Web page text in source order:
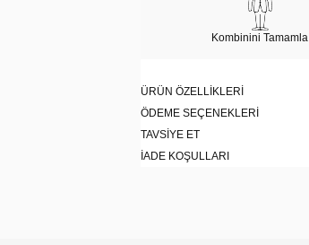
Kombinini Tamamla
ÜRÜN ÖZELLIKLERI
ÖDEME SEÇENEKLERI
TAVSIYE ET
İADE KOŞULLARI